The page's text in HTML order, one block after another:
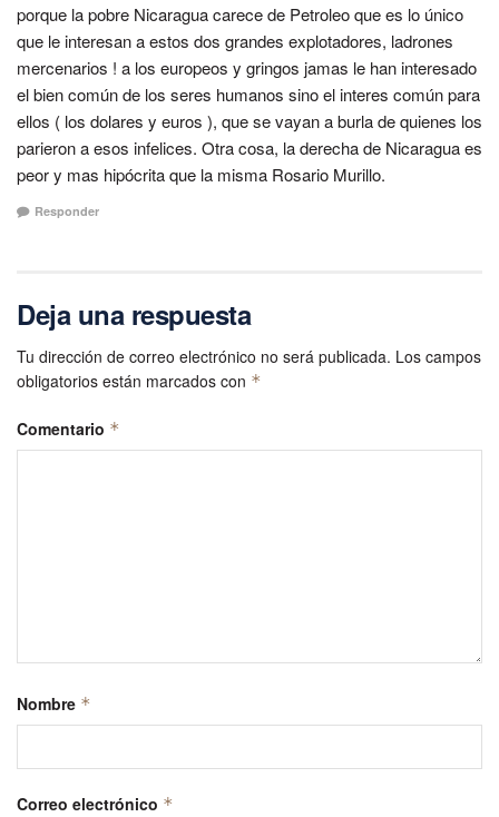
porque la pobre Nicaragua carece de Petroleo que es lo único
que le interesan a estos dos grandes explotadores, ladrones
mercenarios ! a los europeos y gringos jamas le han interesado
el bien común de los seres humanos sino el interes común para
ellos ( los dolares y euros ), que se vayan a burla de quienes los
parieron a esos infelices. Otra cosa, la derecha de Nicaragua es
peor y mas hipócrita que la misma Rosario Murillo.
Responder
Deja una respuesta
Tu dirección de correo electrónico no será publicada. Los campos
obligatorios están marcados con *
Comentario *
Nombre *
Correo electrónico *